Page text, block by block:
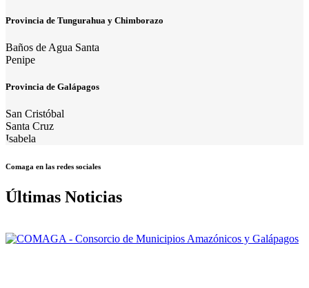
Provincia de Tungurahua y Chimborazo
Baños de Agua Santa
Penipe
Provincia de Galápagos
San Cristóbal
Santa Cruz
Isabela
Comaga en las redes sociales
Últimas Noticias